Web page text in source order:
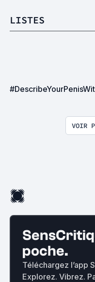
LISTES
VOIR
poche.
Téléchargez l’app
Explorez. Vibrez.